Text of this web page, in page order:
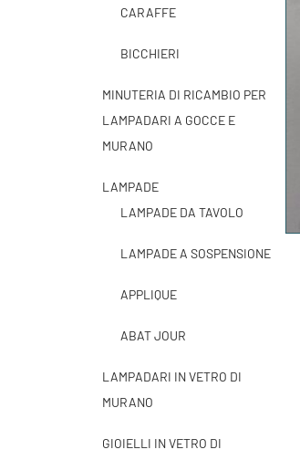
CARAFFE
BICCHIERI
MINUTERIA DI RICAMBIO PER
LAMPADARI A GOCCE E
MURANO
LAMPADE
LAMPADE DA TAVOLO
LAMPADE A SOSPENSIONE
APPLIQUE
ABAT JOUR
LAMPADARI IN VETRO DI
MURANO
GIOIELLI IN VETRO DI